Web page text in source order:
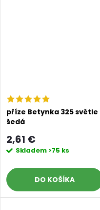
příze Betynka 325 světle
šedá
2,61 €
Skladem >75 ks
DO KOŠÍKA